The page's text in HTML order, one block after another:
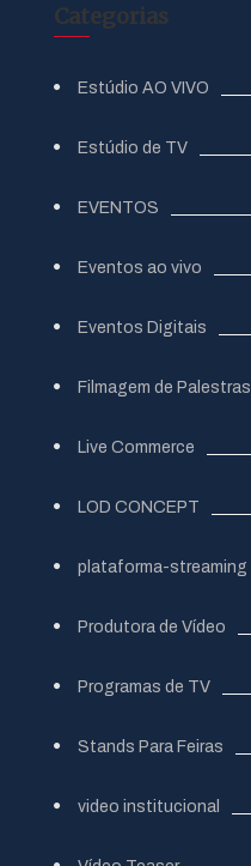
Categorias
Estúdio AO VIVO
Estúdio de TV
EVENTOS
Eventos ao vivo
Eventos Digitais
Filmagem de Palestras
Live Commerce
LOD CONCEPT
plataforma-streaming
Produtora de Vídeo
Programas de TV
Stands Para Feiras
video institucional